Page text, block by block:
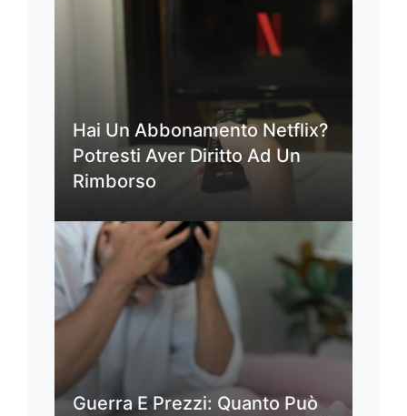
Hai Un Abbonamento Netflix?
Potresti Aver Diritto Ad Un
Rimborso
Guerra E Prezzi: Quanto Può